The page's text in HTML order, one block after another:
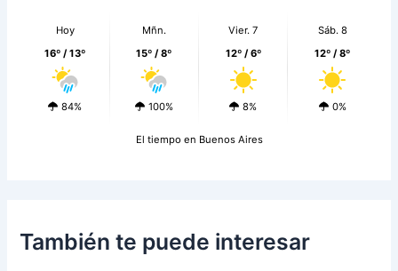
Hoy
16º / 13º
84%
Mñn.
15º / 8º
100%
Vier. 7
12º / 6º
8%
Sáb. 8
12º / 8º
0%
El tiempo en Buenos Aires
También te puede interesar